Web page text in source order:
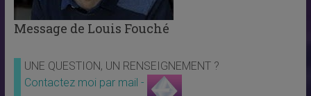
Message de Louis Fouché
UNE QUESTION, UN RENSEIGNEMENT ?
Contactez moi par mail -